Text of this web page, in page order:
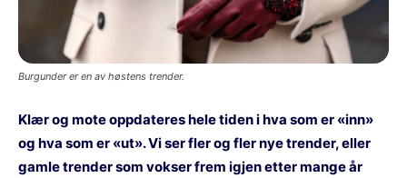
Burgunder er en av høstens trender.
Klær og mote oppdateres hele tiden i hva som er «inn»
og hva som er «ut». Vi ser fler og fler nye trender, eller
gamle trender som vokser frem igjen etter mange år